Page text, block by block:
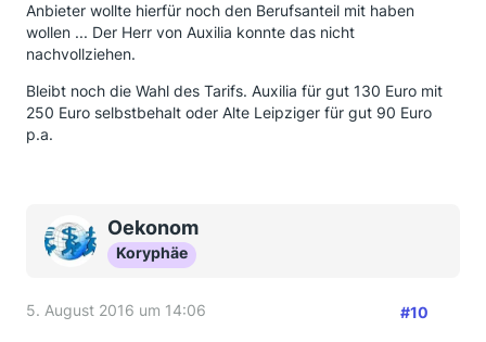
Anbieter wollte hierfür noch den Berufsanteil mit haben
wollen ... Der Herr von Auxilia konnte das nicht
nachvollziehen.
Bleibt noch die Wahl des Tarifs. Auxilia für gut 130 Euro mit
250 Euro selbstbehalt oder Alte Leipziger für gut 90 Euro
p.a.
Oekonom
Koryphäe
5. August 2016 um 14:06 #10